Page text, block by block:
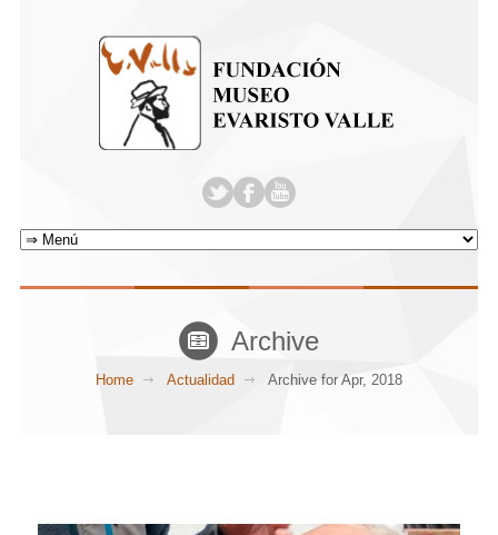
Archive
Home Actualidad Archive for Apr, 2018